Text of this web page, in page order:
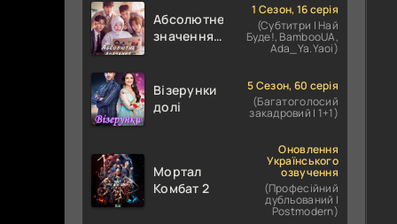
Абсолютне
значення
значення
романтики
1 Сезон, 16 серія
(Субтитри | Най
Буде!, BambooUA,
Ada_Ya.Yaoi)
Візерунки
долі
5 Сезон, 60 серія
(Багатоголосий
закадровий | 1+1)
Мортал
Комбат 2
Оновлення
Українського
озвучення
(Професійний
дубльований |
Postmodern)